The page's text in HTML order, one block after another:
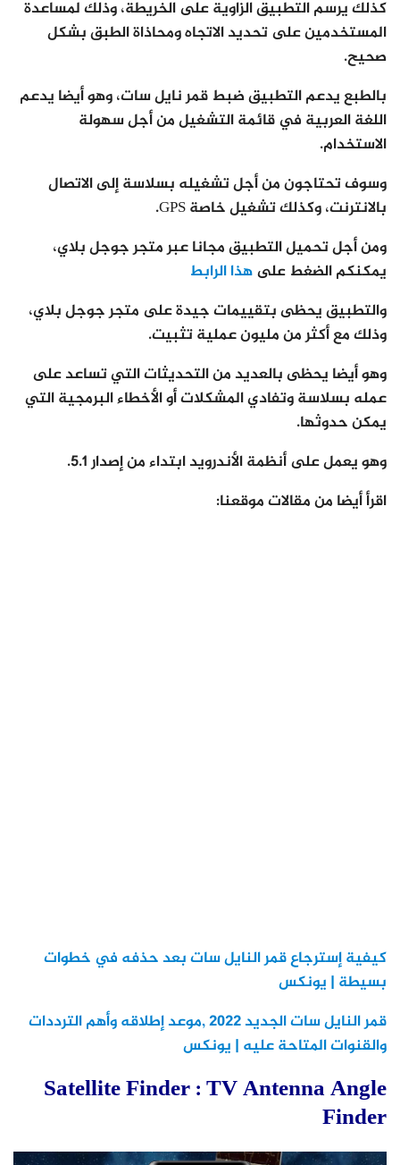
كذلك يرسم التطبيق الزاوية على الخريطة، وذلك لمساعدة
المستخدمين على تحديد الاتجاه ومحاذاة الطبق بشكل
صحيح.
بالطبع يدعم التطبيق ضبط قمر نايل سات، وهو أيضا يدعم
اللغة العربية في قائمة التشغيل من أجل سهولة
الاستخدام.
وسوف تحتاجون من أجل تشغيله بسلاسة إلى الاتصال
بالانترنت، وكذلك تشغيل خاصة GPS.
ومن أجل تحميل التطبيق مجانا عبر متجر جوجل بلاي،
يمكنكم الضغط علىهذا الرابط
والتطبيق يحظى بتقييمات جيدة على متجر جوجل بلاي،
وذلك مع أكثر من مليون عملية تثبيت.
وهو أيضا يحظى بالعديد من التحديثات التي تساعد على
عمله بسلاسة وتفادي المشكلات أو الأخطاء البرمجية التي
يمكن حدوثها.
وهو يعمل على أنظمة الأندرويد ابتداء من إصدار 5.1.
اقرأ أيضا من مقالات موقعنا:
كيفية إسترجاع قمر النايل سات بعد حذفه في خطوات
بسيطة | يونكس
قمر النايل سات الجديد 2022 ,موعد إطلاقه وأهم الترددات
والقنوات المتاحة عليه | يونكس
Satellite Finder : TV Antenna Angle
Finder‏